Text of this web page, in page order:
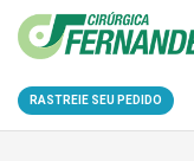
RASTREIE SEU PEDIDO